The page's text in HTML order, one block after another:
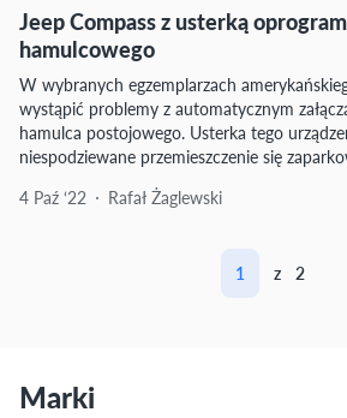
Jeep Compass z usterką
hamulcowego
W wybranych egzemplarzach
wystąpić problemy z automatycznym
hamulca postojowego. Usterka tego
niespodziewane przemieszczenie się
4 Paź ‘22
Rafał Żaglewski
1 z 2
Marki